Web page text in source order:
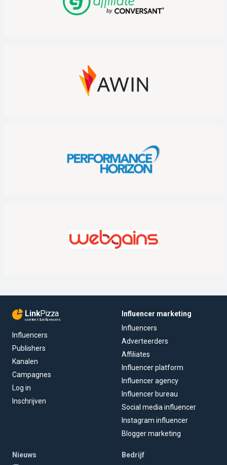
LinkPizza
content & influencers
Influencers
Publishers
Kanalen
Campagnes
Log in
Inschrijven
Influencer marketing
Influencers
Adverteerders
Affiliates
Influencer platform
Influencer agency
Influencer bureau
Social media influencer
Instagram influencer
Blogger marketing
Nieuws
Bedrijf